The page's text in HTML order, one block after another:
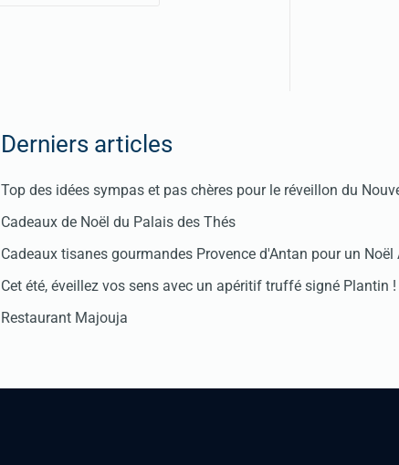
Derniers articles
Top des idées sympas et pas chères pour le réveillon du
Cadeaux de Noël du Palais des Thés
Cadeaux tisanes gourmandes Provence d'Antan pour un Noël
Cet été, éveillez vos sens avec un apéritif truffé signé Plantin !
Restaurant Majouja